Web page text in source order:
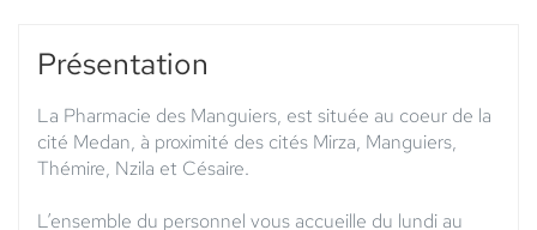
Présentation
La Pharmacie des Manguiers, est située au coeur de la
cité Medan, à proximité des cités Mirza, Manguiers,
Thémire, Nzila et Césaire.
L’ensemble du personnel vous accueille du lundi au